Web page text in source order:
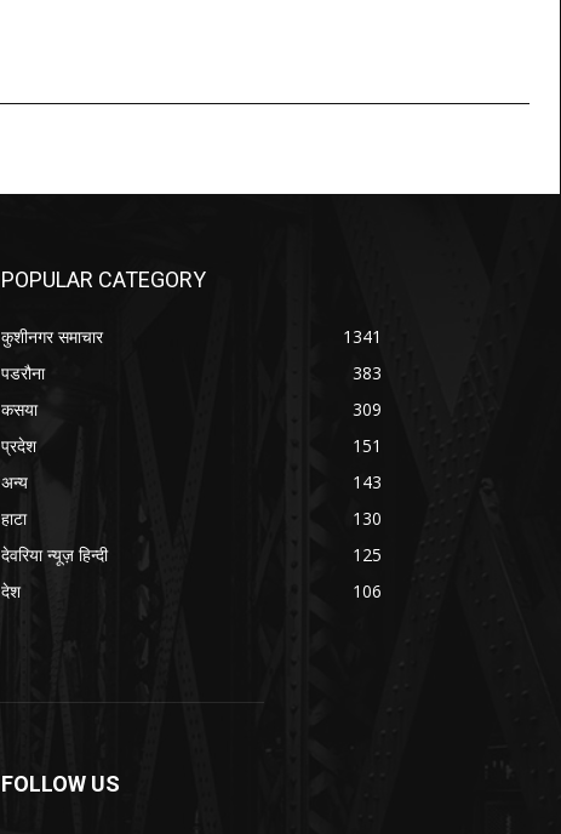
POPULAR CATEGORY
कुशीनगर समाचार
1341
पडरौना
383
कसया
309
प्रदेश
151
अन्य
143
हाटा
130
देवरिया न्यूज़ हिन्दी
125
देश
106
FOLLOW US